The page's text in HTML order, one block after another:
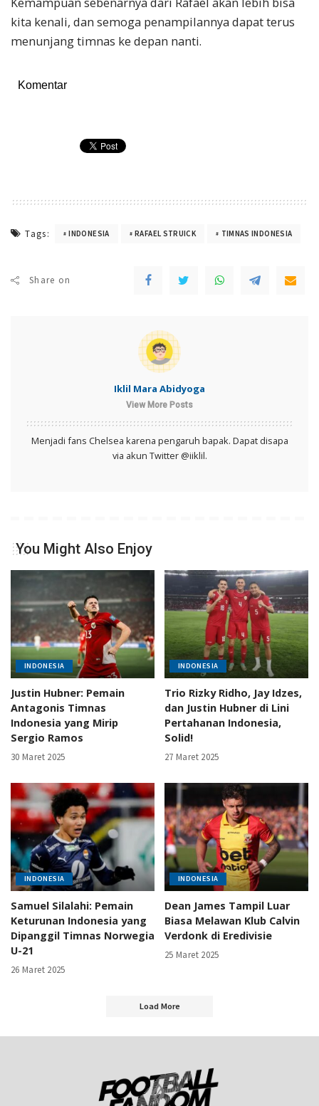
kita kenali, dan semoga penampilannya dapat terus
menunjang timnas ke depan nanti.
Komentar
Tags: INDONESIA RAFAEL STRUICK TIMNAS INDONESIA
Share on
Iklil Mara Abidyoga
View More Posts
Menjadi fans Chelsea karena pengaruh bapak. Dapat disapa
via akun Twitter @iiklil.
You Might Also Enjoy
INDONESIA
Justin Hubner: Pemain
Antagonis Timnas
Indonesia yang Mirip
Sergio Ramos
30 Maret 2025
INDONESIA
Trio Rizky Ridho, Jay Idzes,
dan Justin Hubner di Lini
Pertahanan Indonesia,
Solid!
27 Maret 2025
INDONESIA
Samuel Silalahi: Pemain
Keturunan Indonesia yang
Dipanggil Timnas Norwegia
U-21
26 Maret 2025
INDONESIA
Dean James Tampil Luar
Biasa Melawan Klub Calvin
Verdonk di Eredivisie
25 Maret 2025
Load More